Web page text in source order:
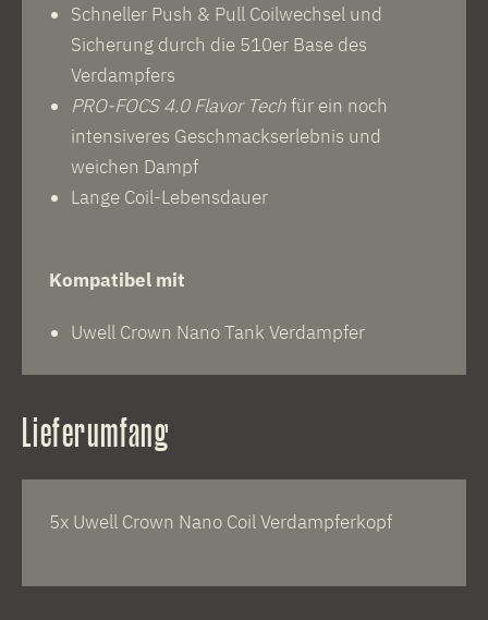
Schneller Push & Pull Coilwechsel und
Sicherung durch die 510er Base des
Verdampfers
PRO-FOCS 4.0 Flavor Techfür ein noch
intensiveres Geschmackserlebnis und
weichen Dampf
Lange Coil-Lebensdauer
Kompatibel mit
Uwell Crown Nano Tank Verdampfer
Lieferumfang
5x Uwell Crown Nano Coil Verdampferkopf